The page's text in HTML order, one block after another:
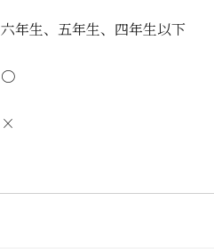
六年生、五年生、四年生以下
〇
×